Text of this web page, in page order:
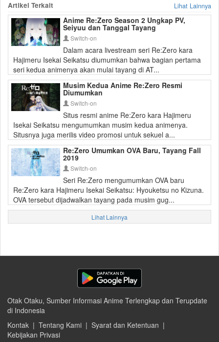
Artikel Terkait Lihat Lainnya
Anime Re:Zero Season 2 Ungkap PV,
Seiyuu dan Tanggal Tayang
Switch-on
Dalam acara livestream seri Re:Zero kara
Hajimeru Isekai Seikatsu diumumkan bahwa bagian pertama
seri kedua animenya akan mulai tayang di AT...
Musim Kedua Anime Re:Zero Resmi
Diumumkan
Switch-on
Situs resmi anime Re:Zero kara Hajimeru
Isekai Seikatsu mengumumkan musim kedua animenya.
Situsnya juga merilis video promosi untuk sekuel a...
Re:Zero Umumkan OVA Baru, Tayang Fall
2019
Switch-on
Seri Re:Zero mengumumkan OVA baru
Re:Zero kara Hajimeru Isekai Seikatsu: Hyouketsu no Kizuna.
OVA tersebut dijadwalkan tayang pada musim gug...
Lihat Lainnya
Otak Otaku, Sumber Informasi Anime Terlengkap dan Terupdate
di Indonesia
Kontak | Tentang Kami | Syarat dan Ketentuan |
Kebijakan Privasi